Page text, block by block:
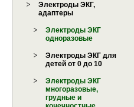
Электроды ЭКГ,
адаптеры
Электроды ЭКГ
одноразовые
Электроды ЭКГ для
детей от 0 до 10
Электроды ЭКГ
многоразовые,
грудные и